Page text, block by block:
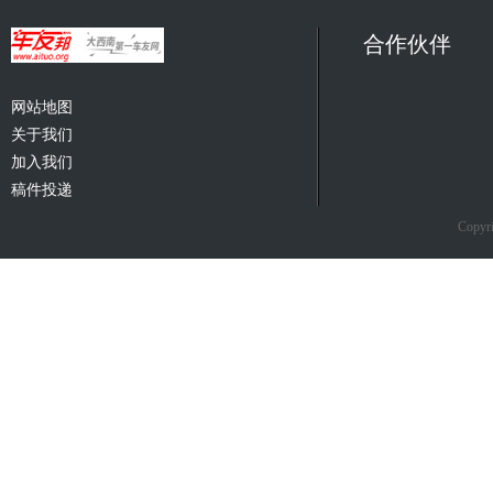
网站地图
关于我们
加入我们
稿件投递
合作伙伴